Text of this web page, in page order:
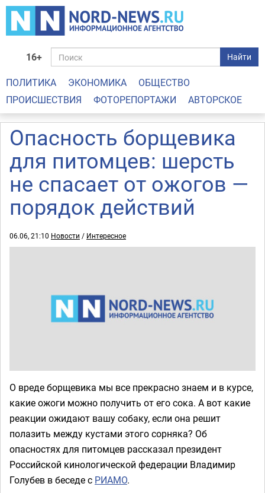
16+ Найти
ПОЛИТИКА ЭКОНОМИКА
ОБЩЕСТВО
ПРОИСШЕСТВИЯ
ФОТОРЕПОРТАЖИ АВТОРСКОЕ
Опасность борщевика
для питомцев: шерсть
не спасает от ожогов —
порядок действий
06.06, 21:10 Новости / Интересное
О вреде борщевика мы все прекрасно знаем и в курсе,
какие ожоги можно получить от его сока. А вот какие
реакции ожидают вашу собаку, если она решит
полазить между кустами этого сорняка? Об
опасностях для питомцев рассказал президент
Российской кинологической федерации Владимир
Голубев в беседе с РИАМО.